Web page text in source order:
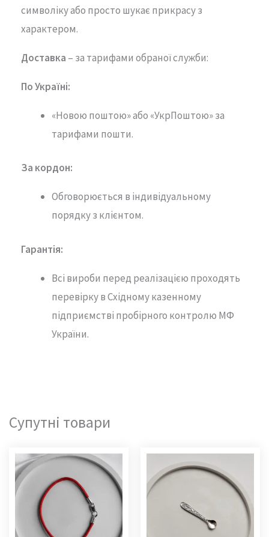
символіку або просто шукає прикрасу з
характером.
Доставка – за тарифами обраної служби:
По Україні:
«Новою поштою» або «УкрПоштою» за
тарифами пошти.
За кордон:
Обговорюється в індивідуальному
порядку з клієнтом.
Гарантія:
Всі вироби перед реалізацією проходять
перевірку в Східному казенному
підприємстві пробірного контролю МФ
України.
Супутні товари